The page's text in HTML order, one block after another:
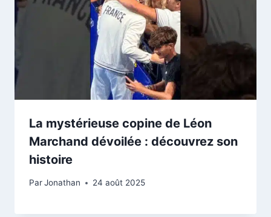
La mystérieuse copine de Léon
Marchand dévoilée : découvrez son
histoire
ParJonathan 24 août 2025